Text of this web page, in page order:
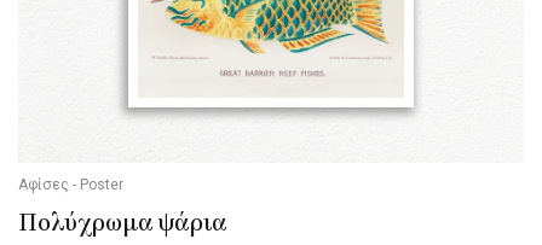
Αφίσες - Poster
Πολύχρωμα ψάρια